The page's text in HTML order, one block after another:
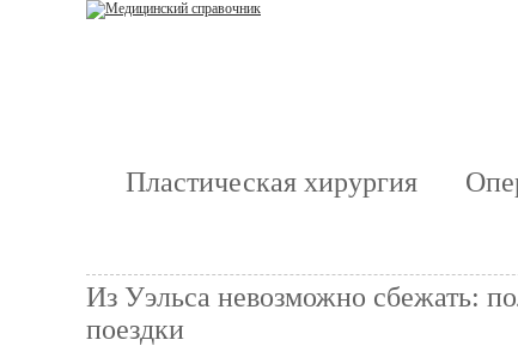
Пластическая хирургия
Из Уэльса невозможно сбежать:
поездки